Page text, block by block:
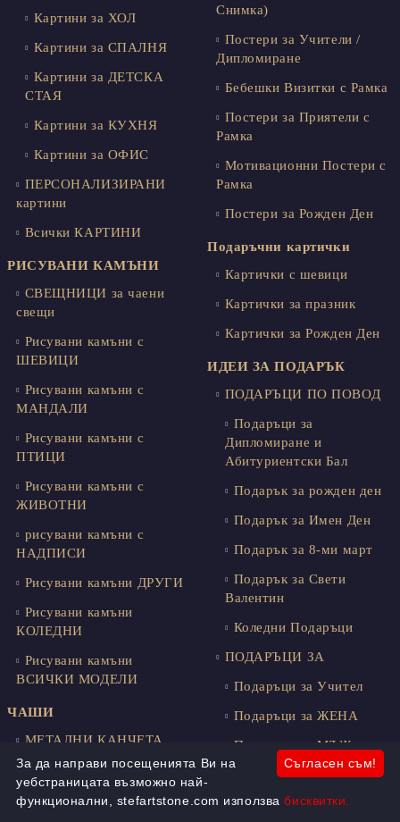
Картини за ХОЛ
Картини за СПАЛНЯ
Картини за ДЕТСКА
СТАЯ
Картини за КУХНЯ
Картини за ОФИС
ПЕРСОНАЛИЗИРАНИ
картини
Всички КАРТИНИ
РИСУВАНИ КАМЪНИ
СВЕЩНИЦИ за чаени
свещи
Рисувани камъни с
ШЕВИЦИ
Рисувани камъни с
МАНДАЛИ
Рисувани камъни с
ПТИЦИ
Рисувани камъни с
ЖИВОТНИ
рисувани камъни с
НАДПИСИ
Рисувани камъни ДРУГИ
Рисувани камъни
КОЛЕДНИ
Рисувани камъни
ВСИЧКИ МОДЕЛИ
ЧАШИ
МЕТАЛНИ КАНЧЕТА
Канчета с Шевици
Забавни Животни и
Снимка)
Постери за Учители /
Дипломиране
Бебешки Визитки с Рамка
Постери за Приятели с
Рамка
Мотивационни Постери с
Рамка
Постери за Рожден Ден
Подаръчни картички
Картички с шевици
Картички за празник
Картички за Рожден Ден
ИДЕИ ЗА ПОДАРЪК
ПОДАРЪЦИ ПО ПОВОД
Подаръци за
Дипломиране и
Абитуриентски Бал
Подарък за рожден ден
Подарък за Имен Ден
Подарък за 8-ми март
Подарък за Свети
Валентин
Коледни Подаръци
ПОДАРЪЦИ ЗА
Подаръци за Учител
Подаръци за ЖЕНА
Подаръци за МЪЖ
Подаръци за ДЕТЕ
Подаръци за ЗОДИИ
Съгласен съм!
За да направи посещенията Ви на
уебстраницата възможно най-
функционални, stefartstone.com използвабисквитки.